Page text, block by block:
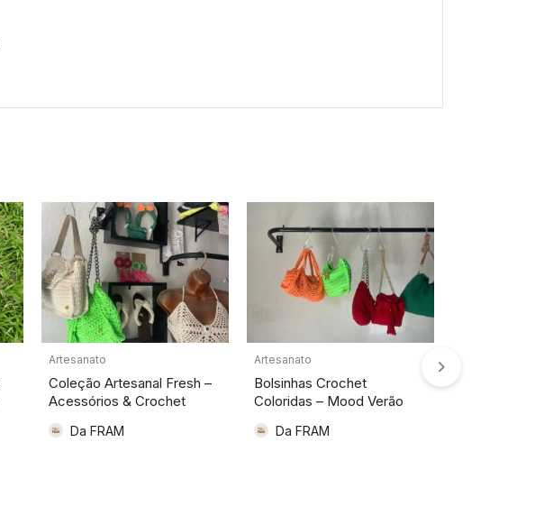
Artesanato
Coleção Artesanal Fresh –
Acessórios & Crochet
Da FRAM
Artesanato
Bolsinhas Crochet
Coloridas – Mood Verão
Da FRAM